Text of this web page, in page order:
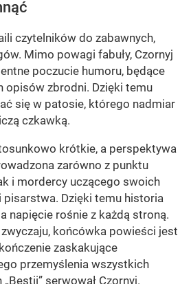
czytelników do zabawnych,
Mimo powagi fabuły, Czornyj
poczucie humoru, będące
opisów zbrodni. Dzięki temu
się w patosie, którego nadmiar
czkawką.
krótkie, a perspektywa
zarówno z punktu
i mordercy uczącego swoich
Dzięki temu historia
napięcie rośnie z każdą stroną.
końcówka powieści jest
zaskakujące
przemyślenia wszystkich
serwował Czornyj.